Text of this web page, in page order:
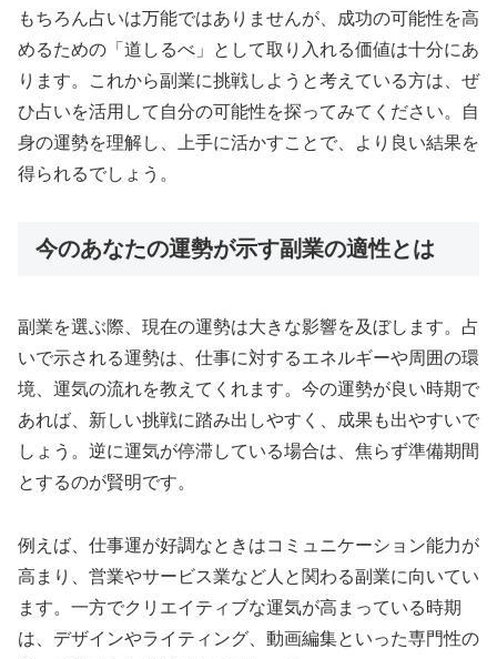
もちろん占いは万能ではありませんが、成功の可能性を高
めるための「道しるべ」として取り入れる価値は十分にあ
ります。これから副業に挑戦しようと考えている方は、ぜ
ひ占いを活用して自分の可能性を探ってみてください。自
身の運勢を理解し、上手に活かすことで、より良い結果を
得られるでしょう。
今のあなたの運勢が示す副業の適性とは
副業を選ぶ際、現在の運勢は大きな影響を及ぼします。占
いで示される運勢は、仕事に対するエネルギーや周囲の環
境、運気の流れを教えてくれます。今の運勢が良い時期で
あれば、新しい挑戦に踏み出しやすく、成果も出やすいで
しょう。逆に運気が停滞している場合は、焦らず準備期間
とするのが賢明です。
例えば、仕事運が好調なときはコミュニケーション能力が
高まり、営業やサービス業など人と関わる副業に向いてい
ます。一方でクリエイティブな運気が高まっている時期
は、デザインやライティング、動画編集といった専門性の